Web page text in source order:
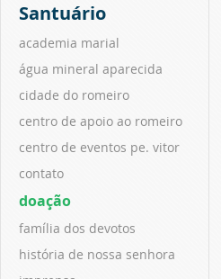
Santuário
academia marial
água mineral aparecida
cidade do romeiro
centro de apoio ao romeiro
centro de eventos pe. vitor
contato
doação
família dos devotos
história de nossa senhora